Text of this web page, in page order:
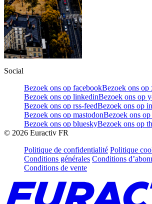
Social
Bezoek ons op facebookBezoek ons op
Bezoek ons op linkedinBezoek ons op
Bezoek ons op rss-feedBezoek ons op
Bezoek ons op mastodonBezoek ons
Bezoek ons op blueskyBezoek ons op
© 2026 Euractiv FR
Politique de confidentialité Politique
Conditions générales Conditions
Conditions de vente